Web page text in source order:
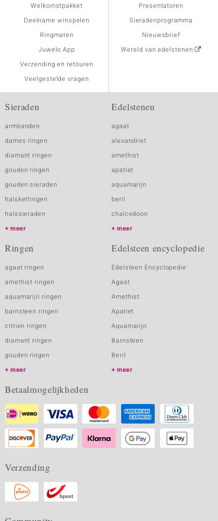
Welkomstpakket
Deelname winspelen
Ringmaten
Juwelo App
Verzending en retouren
Veelgestelde vragen
Presentatoren
Sieradenprogramma
Nieuwsbrief
Wereld van edelstenen
Sieraden
armbanden
dames ringen
diamant ringen
gouden ringen
gouden sieraden
halskettingen
halssieraden
meer
Edelstenen
agaat
alexandriet
amethist
apatiet
aquamarijn
beril
chalcedoon
meer
Ringen
agaat ringen
amethist ringen
aquamarijn ringen
barnsteen ringen
citrien ringen
diamant ringen
gouden ringen
meer
Edelsteen encyclopedie
Edelsteen Encyclopedie
Agaat
Amethist
Apatiet
Aquamarijn
Barnsteen
Beril
meer
Betaalmogelijkheden
Verzending